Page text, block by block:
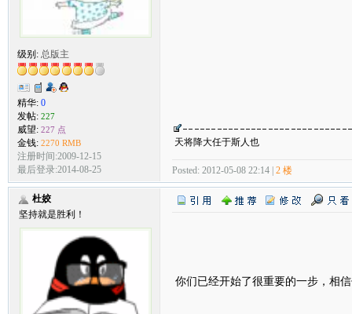
级别: 总版主
精华: 0
发帖: 227
威望: 227 点
金钱: 2270 RMB
注册时间:2009-12-15
最后登录:2014-08-25
天将降大任于斯人也
Posted: 2012-05-08 22:14 | 2 楼
杜姣
坚持就是胜利！
你们已经开始了很重要的一步，相